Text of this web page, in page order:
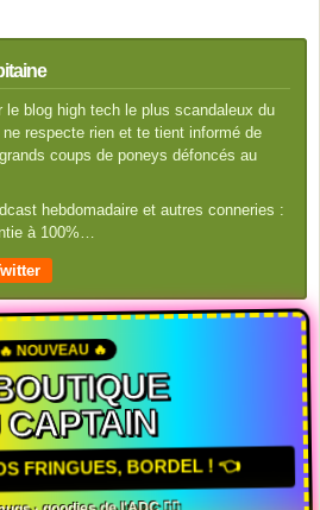
le blog high tech le plus scandaleux du
respecte rien et te tient informé de
coups de poneys défoncés au
hebdomadaire et autres conneries :
à 100%…
NOUVEAU 🔥
CAPTAIN
FRINGUES, BORDEL ! 👈